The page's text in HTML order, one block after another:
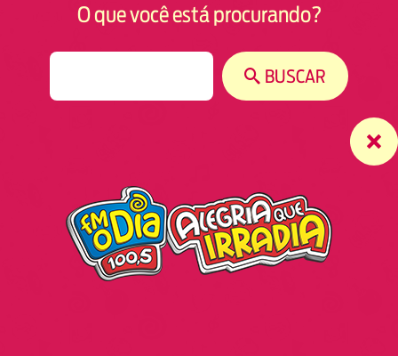
O que você está procurando?
BUSCAR